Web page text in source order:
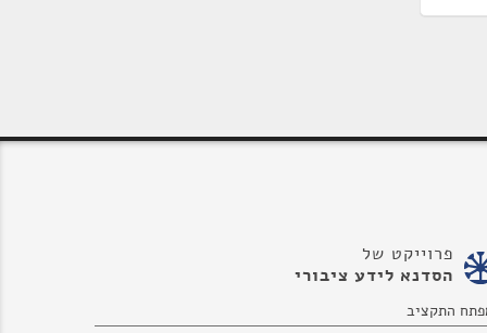
פרוייקט של
הסדנא לידע ציבורי
התקציב